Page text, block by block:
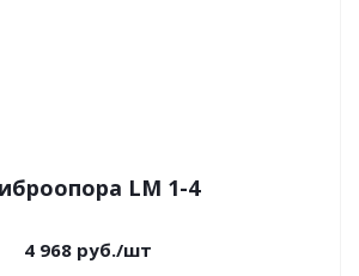
LM 1-4
4 968 руб./шт